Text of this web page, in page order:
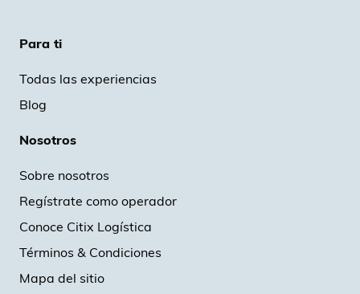
Para ti
Todas las experiencias
Blog
Nosotros
Sobre nosotros
Regístrate como operador
Conoce Citix Logística
Términos & Condiciones
Mapa del sitio